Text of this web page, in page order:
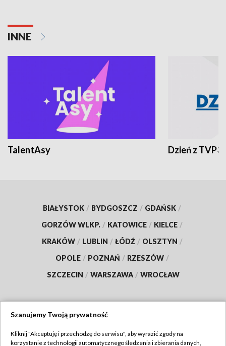
INNE
TalentAsy Dzień z TVP3
BIAŁYSTOK / BYDGOSZCZ / GDAŃSK /
GORZÓW WLKP. / KATOWICE / KIELCE /
KRAKÓW / LUBLIN / ŁÓDŹ / OLSZTYN /
OPOLE / POZNAŃ / RZESZÓW /
SZCZECIN / WARSZAWA / WROCŁAW
Szanujemy Twoją prywatność
Kliknij "Akceptuję i przechodzę do serwisu", aby wyrazić zgody na
korzystanie z technologii automatycznego śledzenia i zbierania danych,